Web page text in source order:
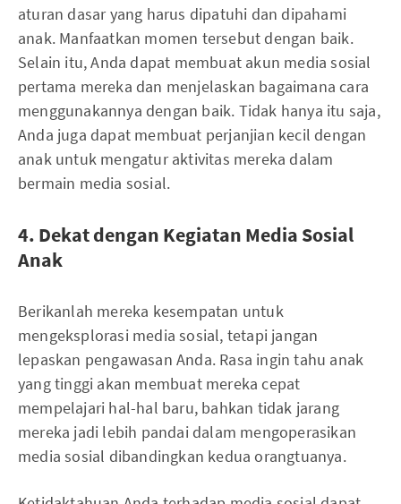
aturan dasar yang harus dipatuhi dan dipahami
anak. Manfaatkan momen tersebut dengan baik.
Selain itu, Anda dapat membuat akun media sosial
pertama mereka dan menjelaskan bagaimana cara
menggunakannya dengan baik. Tidak hanya itu saja,
Anda juga dapat membuat perjanjian kecil dengan
anak untuk mengatur aktivitas mereka dalam
bermain media sosial.
4. Dekat dengan Kegiatan Media Sosial
Anak
Berikanlah mereka kesempatan untuk
mengeksplorasi media sosial, tetapi jangan
lepaskan pengawasan Anda. Rasa ingin tahu anak
yang tinggi akan membuat mereka cepat
mempelajari hal-hal baru, bahkan tidak jarang
mereka jadi lebih pandai dalam mengoperasikan
media sosial dibandingkan kedua orangtuanya.